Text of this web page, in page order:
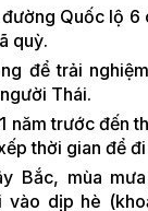
đường Quốc lộ
quỳ.
để trải
Thái.
năm trước đến
thời gian để
Bắc, mùa
vào dịp hè